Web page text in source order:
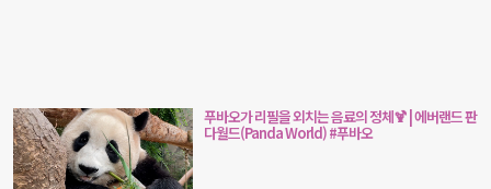
푸바오가 리필을 외치는 음료의 정체🍹 | 에버랜드 판
다월드(Panda World) #푸바오